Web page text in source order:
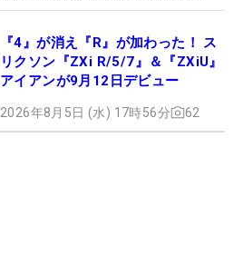
『4』が消え『R』が加わった！ ス
リクソン『ZXi R/5/7』＆『ZXiU』
アイアンが9月12日デビュー
2026年8月5日 (水) 17時56分 62